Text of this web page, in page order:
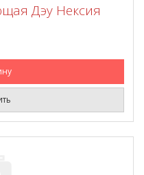
Дэу Нексия